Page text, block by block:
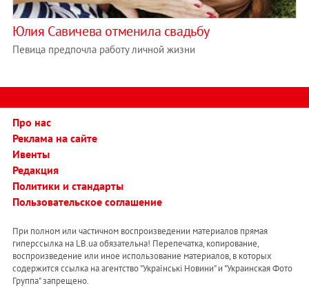
Юлия Савичева отменила свадьбу
Певица предпочла работу личной жизни
Про нас
Реклама на сайте
Ивенты
Редакция
Политики и стандарты
Пользовательское соглашение
При полном или частичном воспроизведении материалов прямая
гиперссылка на LB.ua обязательна! Перепечатка, копирование,
воспроизведение или иное использование материалов, в которых
содержится ссылка на агентство "Українськi Новини" и "Украинская Фото
Группа" запрещено.